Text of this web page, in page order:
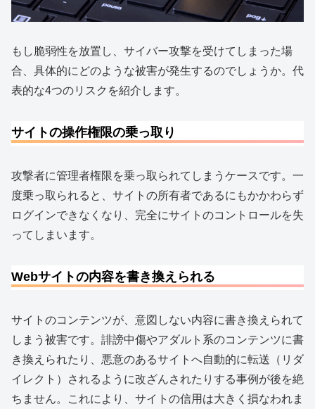
もし脆弱性を放置し、サイバー攻撃を受けてしまった場
合、具体的にどのような被害が発生するのでしょうか。代
表的な4つのリスクを紹介します。
サイトの操作権限の乗っ取り
攻撃者に管理者権限を乗っ取られてしまうケースです。一
度乗っ取られると、サイトの所有者であるにもかかわらず
ログインできなくなり、完全にサイトのコントロールを失
ってしまいます。
Webサイトの内容を書き換えられる
サイトのコンテンツが、意図しない内容に書き換えられて
しまう被害です。誹謗中傷やアダルト系のコンテンツに書
き換えられたり、悪意のあるサイトへ自動的に転送（リダ
イレクト）されるように改ざんされたりする事例が後を絶
ちません。これにより、サイトの信用は大きく損なわれま